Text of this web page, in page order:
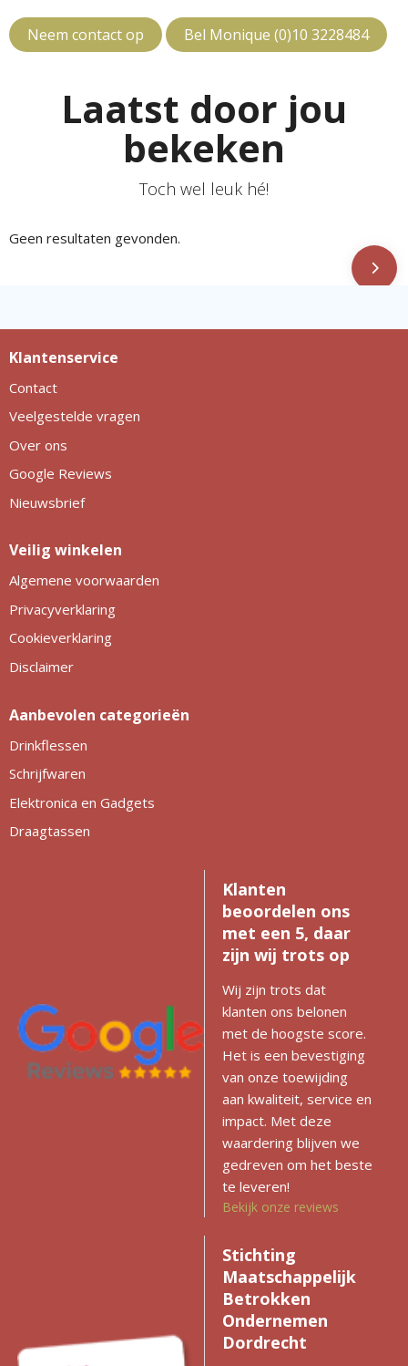
Neem contact op Bel Monique (0)10 3228484
Laatst door jou
bekeken
Toch wel leuk hé!
Geen resultaten gevonden.
Klantenservice
Contact
Veelgestelde vragen
Over ons
Google Reviews
Nieuwsbrief
Veilig winkelen
Algemene voorwaarden
Privacyverklaring
Cookieverklaring
Disclaimer
Aanbevolen categorieën
Drinkflessen
Schrijfwaren
Elektronica en Gadgets
Draagtassen
Klanten
beoordelen ons
met een 5, daar
zijn wij trots op
Wij zijn trots dat
klanten ons belonen
met de hoogste score.
Het is een bevestiging
van onze toewijding
aan kwaliteit, service en
impact. Met deze
waardering blijven we
gedreven om het beste
te leveren!
Bekijk onze reviews
Stichting
Maatschappelijk
Betrokken
Ondernemen
Dordrecht